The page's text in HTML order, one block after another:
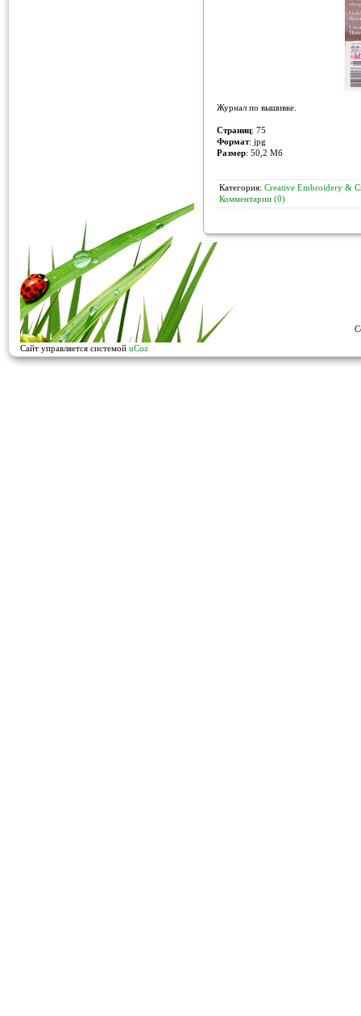
Журнал по вышивке.
Страниц: 75
Формат: jpg
Размер: 50,2 Мб
Категория: Creative Embroidery &
Комментарии (0)
Сайт управляется системой uCoz